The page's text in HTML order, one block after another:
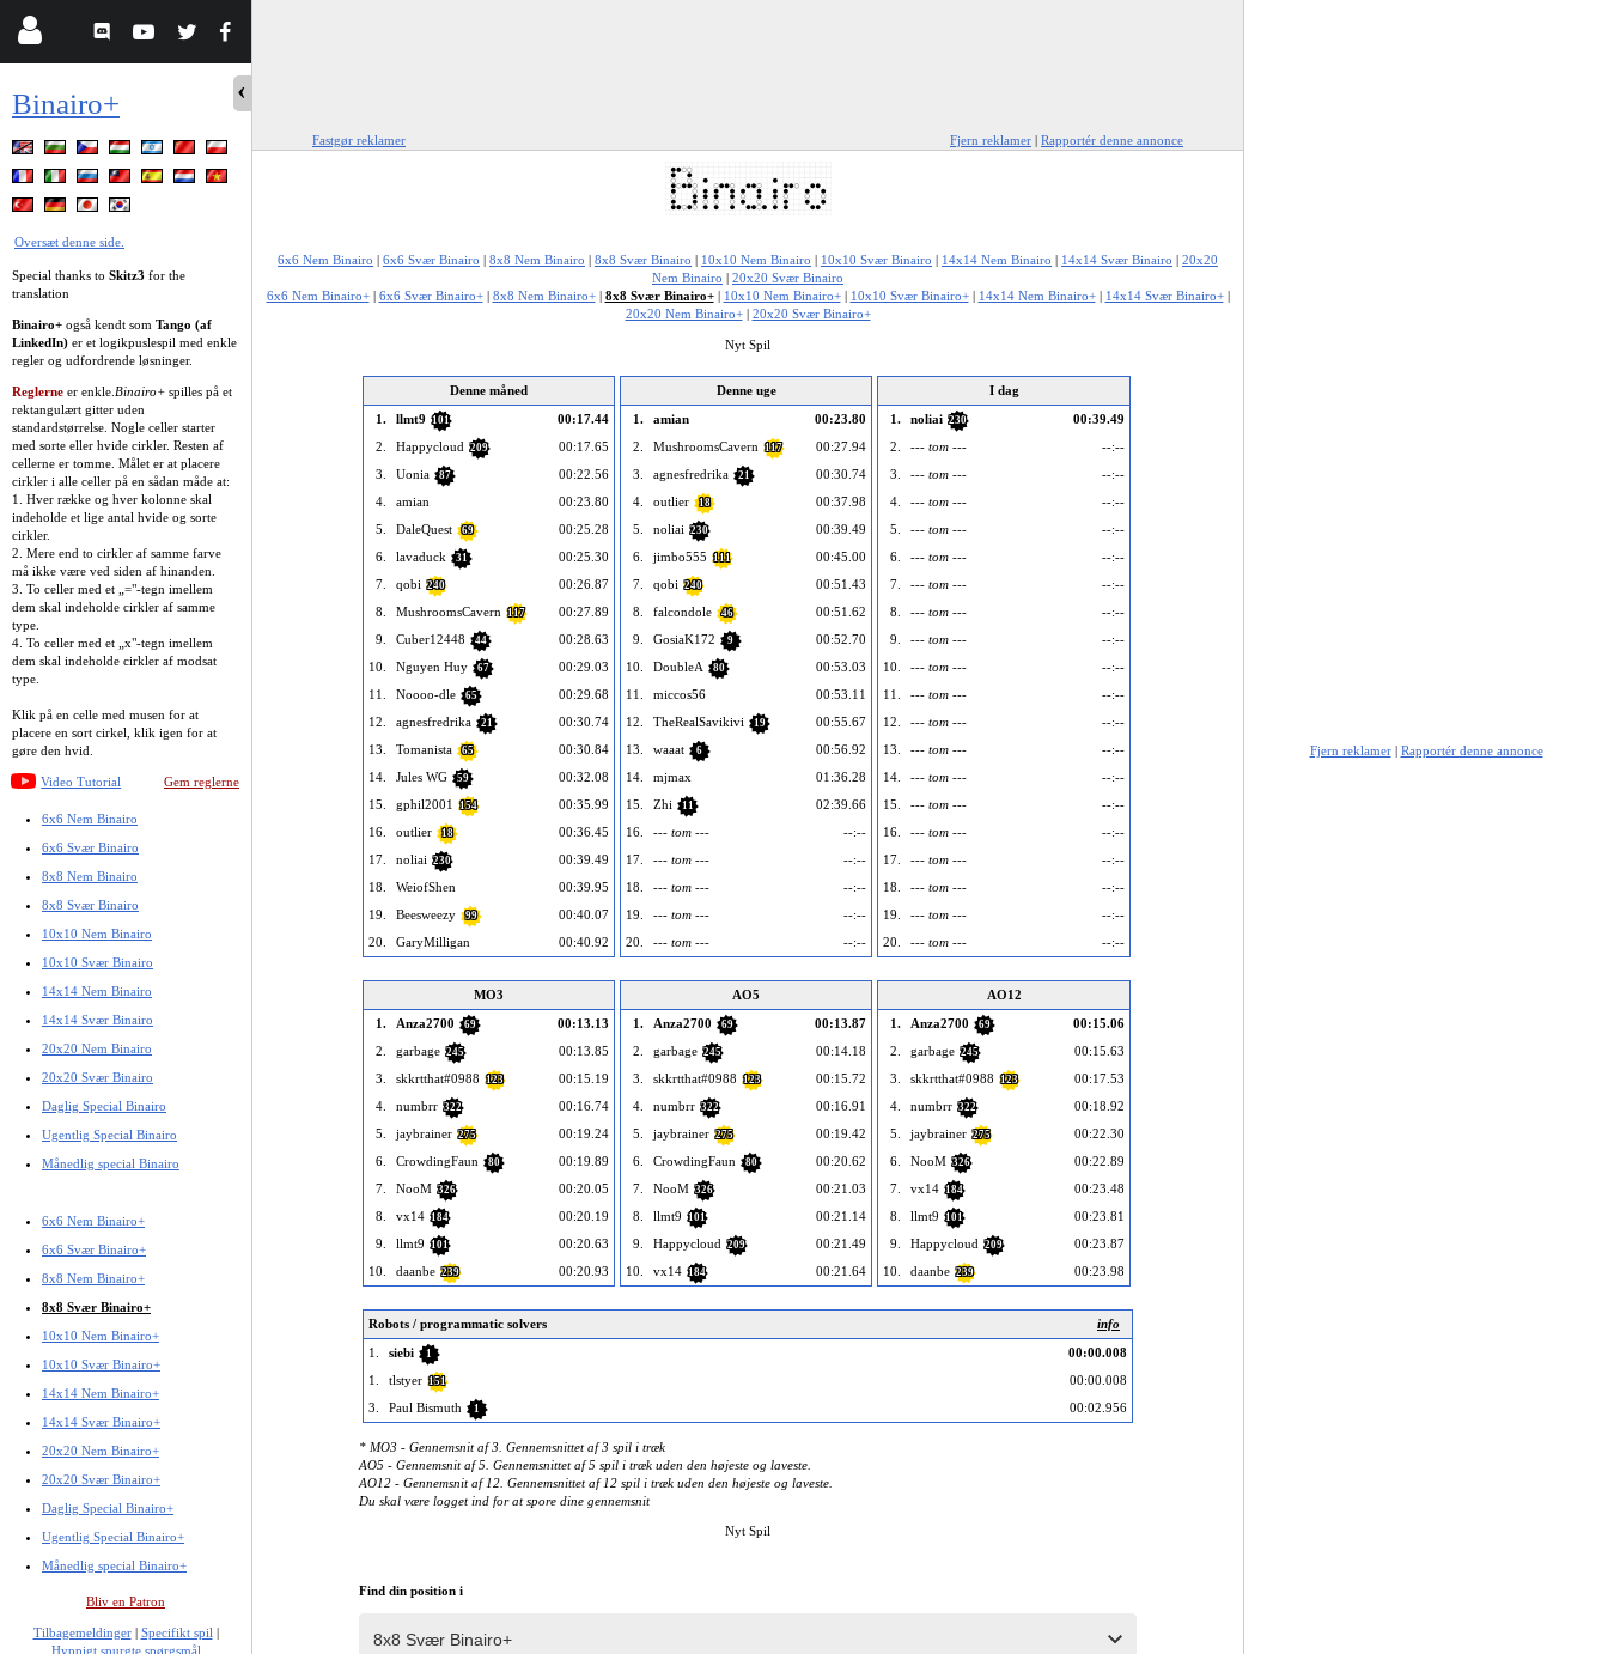
Binairo+
Oversæt denne side.
Special thanks to Skitz3 for the
translation
Binairo+ også kendt som Tango (af
LinkedIn) er et logikpuslespil med enkle
regler og udfordrende løsninger.
Reglerne er enkle. Binairo+ spilles på et
rektangulært gitter uden
standardstørrelse. Nogle celler starter
med sorte eller hvide cirkler. Resten af
cellerne er tomme. Målet er at placere
cirkler i alle celler på en sådan måde at:
1. Hver række og hver kolonne skal
indeholde et lige antal hvide og sorte
cirkler.
2. Mere end to cirkler af samme farve
må ikke være ved siden af hinanden.
3. To celler med et „="-tegn imellem
dem skal indeholde cirkler af samme
type.
4. To celler med et „x"-tegn imellem
dem skal indeholde cirkler af modsat
type.
Klik på en celle med musen for at
placere en sort cirkel, klik igen for at
gøre den hvid.
Video Tutorial Gem reglerne
6x6 Nem Binairo
6x6 Svær Binairo
8x8 Nem Binairo
8x8 Svær Binairo
10x10 Nem Binairo
10x10 Svær Binairo
14x14 Nem Binairo
14x14 Svær Binairo
20x20 Nem Binairo
20x20 Svær Binairo
Daglig Special Binairo
Ugentlig Special Binairo
Månedlig special Binairo
6x6 Nem Binairo+
6x6 Svær Binairo+
8x8 Nem Binairo+
8x8 Svær Binairo+
10x10 Nem Binairo+
10x10 Svær Binairo+
14x14 Nem Binairo+
14x14 Svær Binairo+
20x20 Nem Binairo+
20x20 Svær Binairo+
Daglig Special Binairo+
Ugentlig Special Binairo+
Månedlig special Binairo+
Bliv en Patron
Tilbagemeldinger| Specifikt spil |
Hyppigt spurgte spørgsmål
Fastgør reklamer Fjern reklamer | Rapportér denne annonce
6x6 Nem Binairo | 6x6 Svær Binairo | 8x8 Nem Binairo | 8x8 Svær Binairo | 10x10 Nem Binairo | 10x10 Svær Binairo | 14x14 Nem Binairo | 14x14 Svær Binairo | 20x20
Nem Binairo | 20x20 Svær Binairo
6x6 Nem Binairo+| 6x6 Svær Binairo+| 8x8 Nem Binairo+| 8x8 Svær Binairo+| 10x10 Nem Binairo+| 10x10 Svær Binairo+| 14x14 Nem Binairo+| 14x14 Svær Binairo+|
20x20 Nem Binairo+| 20x20 Svær Binairo+
Nyt Spil
Denne måned
1.
llmt9 101
00:17.44
2.
Happycloud 209
00:17.65
3.
Uonia 87
00:22.56
4.
amian
00:23.80
5.
DaleQuest 69
00:25.28
6.
lavaduck 31
00:25.30
7.
qobi 240
00:26.87
8.
MushroomsCavern 117
00:27.89
9.
Cuber12448 44
00:28.63
10.
Nguyen Huy 67
00:29.03
11.
Noooo-dle 65
00:29.68
12.
agnesfredrika 21
00:30.74
13.
Tomanista 65
00:30.84
14.
Jules WG 59
00:32.08
15.
gphil2001 154
00:35.99
16.
outlier 18
00:36.45
17.
noliai 230
00:39.49
18.
WeiofShen
00:39.95
19.
Beesweezy 99
00:40.07
20.
GaryMilligan 00:40.92
Denne uge
1.
amian
00:23.80
2.
MushroomsCavern 117
00:27.94
3.
agnesfredrika 21
00:30.74
4.
outlier 18
00:37.98
5.
noliai 230
00:39.49
6.
jimbo555 111
00:45.00
7.
qobi 240
00:51.43
8.
falcondole 46
00:51.62
9.
GosiaK172 9
00:52.70
10.
DoubleA 80
00:53.03
11.
miccos56
00:53.11
12.
TheRealSavikivi 19
00:55.67
13.
waaat 6
00:56.92
14.
mjmax
01:36.28
15.
Zhi 11
02:39.66
16.
--- tom ---
--:--
17.
--- tom ---
--:--
18.
--- tom ---
--:--
19.
--- tom ---
--:--
20.
--- tom --- --:--
I dag
1.
noliai 230
00:39.49
2.
--- tom ---
--:--
3.
--- tom ---
--:--
4.
--- tom ---
--:--
5.
--- tom ---
--:--
6.
--- tom ---
--:--
7.
--- tom ---
--:--
8.
--- tom ---
--:--
9.
--- tom ---
--:--
10.
--- tom ---
--:--
11.
--- tom ---
--:--
12.
--- tom ---
--:--
13.
--- tom ---
--:--
14.
--- tom ---
--:--
15.
--- tom ---
--:--
16.
--- tom ---
--:--
17.
--- tom ---
--:--
18.
--- tom ---
--:--
19.
--- tom ---
--:--
20.
--- tom --- --:--
MO3
1.
Anza2700 69
00:13.13
2.
garbage 245
00:13.85
3.
skkrtthat#0988 123
00:15.19
4.
numbrr 322
00:16.74
5.
jaybrainer 275
00:19.24
6.
CrowdingFaun 80
00:19.89
7.
NooM 326
00:20.05
8.
vx14 184
00:20.19
9.
llmt9 101
00:20.63
10.
daanbe 239 00:20.93
AO5
1.
Anza2700 69
00:13.87
2.
garbage 245
00:14.18
3.
skkrtthat#0988 123
00:15.72
4.
numbrr 322
00:16.91
5.
jaybrainer 275
00:19.42
6.
CrowdingFaun 80
00:20.62
7.
NooM 326
00:21.03
8.
llmt9 101
00:21.14
9.
Happycloud 209
00:21.49
10.
vx14 184 00:21.64
AO12
1.
Anza2700 69
00:15.06
2.
garbage 245
00:15.63
3.
skkrtthat#0988 123
00:17.53
4.
numbrr 322
00:18.92
5.
jaybrainer 275
00:22.30
6.
NooM 326
00:22.89
7.
vx14 184
00:23.48
8.
llmt9 101
00:23.81
9.
Happycloud 209
00:23.87
10.
daanbe 239 00:23.98
Robots / programmatic solvers
info
1.
siebi 1
00:00.008
1.
tlstyer 151
00:00.008
3.
Paul Bismuth 1 00:02.956
* MO3 - Gennemsnit af 3. Gennemsnittet af 3 spil i træk
AO5 - Gennemsnit af 5. Gennemsnittet af 5 spil i træk uden den højeste og laveste.
AO12 - Gennemsnit af 12. Gennemsnittet af 12 spil i træk uden den højeste og laveste.
Du skal være logget ind for at spore dine gennemsnit
Nyt Spil
Find din position i
Fjern reklamer| Rapportér denne annonce